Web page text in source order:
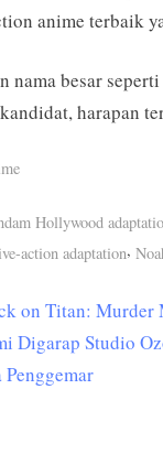
anime terbaik
nama besar
harapan
Hollywood
action adaptation,
on Titan: Murder
Digarap Studio
Penggemar